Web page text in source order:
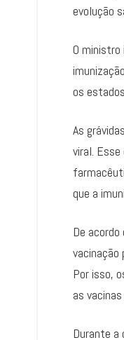
evolução
O
os
As
viral.
que a
De
vacinação
Por isso,
as
Durante a